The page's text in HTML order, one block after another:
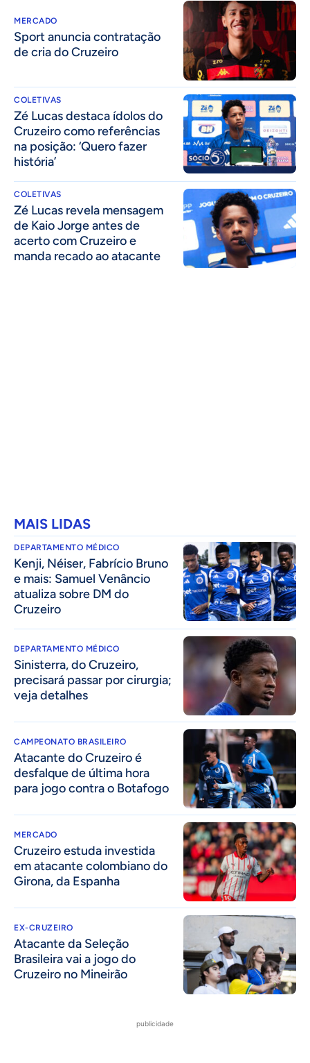
MERCADO
Sport anuncia contratação
de cria do Cruzeiro
COLETIVAS
Zé Lucas destaca ídolos do
Cruzeiro como referências
na posição: ‘Quero fazer
história’
COLETIVAS
Zé Lucas revela mensagem
de Kaio Jorge antes de
acerto com Cruzeiro e
manda recado ao atacante
MAIS LIDAS
DEPARTAMENTO MÉDICO
Kenji, Néiser, Fabrício Bruno
e mais: Samuel Venâncio
atualiza sobre DM do
Cruzeiro
DEPARTAMENTO MÉDICO
Sinisterra, do Cruzeiro,
precisará passar por cirurgia;
veja detalhes
CAMPEONATO BRASILEIRO
Atacante do Cruzeiro é
desfalque de última hora
para jogo contra o Botafogo
MERCADO
Cruzeiro estuda investida
em atacante colombiano do
Girona, da Espanha
EX-CRUZEIRO
Atacante da Seleção
Brasileira vai a jogo do
Cruzeiro no Mineirão
publicidade